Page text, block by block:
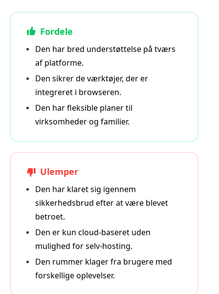
Fordele
Den har bred understøttelse på tværs
af platforme.
Den sikrer de værktøjer, der er
integreret i browseren.
Den har fleksible planer til
virksomheder og familier.
Ulemper
Den har klaret sig igennem
sikkerhedsbrud efter at være blevet
betroet.
Den er kun cloud‑baseret uden
mulighed for selv‑hosting.
Den rummer klager fra brugere med
forskellige oplevelser.